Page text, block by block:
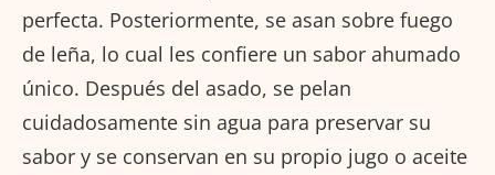
perfecta. Posteriormente, se asan sobre fuego
de leña, lo cual les confiere un sabor ahumado
único. Después del asado, se pelan
cuidadosamente sin agua para preservar su
sabor y se conservan en su propio jugo o aceite